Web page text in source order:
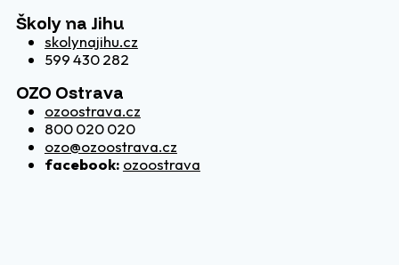
Školy na Jihu
skolynajihu.cz
599 430 282
OZO Ostrava
ozoostrava.cz
800 020 020
ozo@ozoostrava.cz
facebook: ozoostrava